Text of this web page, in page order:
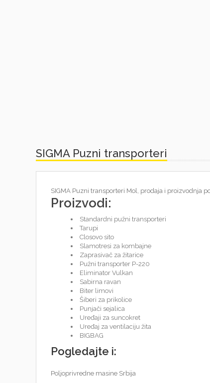
SIGMA Puzni transporteri
SIGMA Puzni transporteri Mol, prodaja i proizvodnja
Proizvodi:
Standardni pužni transporteri
Tarupi
Closovo sito
Slamotresi za kombajne
Zaprasivač za žitarice
Pužni transporter P-220
Eliminator Vulkan
Sabirna ravan
Biter limovi
Šiberi za prikolice
Punjači sejalica
Uređaji za suncokret
Uređaj za ventilaciju žita
BIGBAG
Pogledajte i:
Poljoprivredne masine Srbija